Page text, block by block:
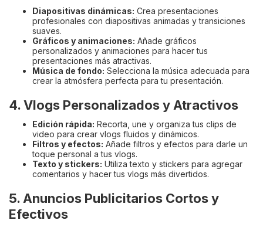
Diapositivas dinámicas: Crea presentaciones
profesionales con diapositivas animadas y transiciones
suaves.
Gráficos y animaciones: Añade gráficos
personalizados y animaciones para hacer tus
presentaciones más atractivas.
Música de fondo: Selecciona la música adecuada para
crear la atmósfera perfecta para tu presentación.
4. Vlogs Personalizados y Atractivos
Edición rápida: Recorta, une y organiza tus clips de
video para crear vlogs fluidos y dinámicos.
Filtros y efectos: Añade filtros y efectos para darle un
toque personal a tus vlogs.
Texto y stickers: Utiliza texto y stickers para agregar
comentarios y hacer tus vlogs más divertidos.
5. Anuncios Publicitarios Cortos y
Efectivos